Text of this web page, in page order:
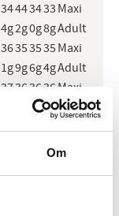
Om
34
4g
44
2g
34
0g
33
8g
Maxi
Adult
36
1g
35
9g
35
6g
35
4g
Maxi
Adult
373636
5g
36
2g
Maxi
Adult
40373736
9g
Maxi
Adult